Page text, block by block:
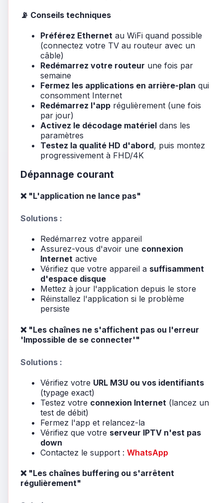
📡 Conseils techniques
Préférez Ethernet au WiFi quand possible
(connectez votre TV au routeur avec un
câble)
Redémarrez votre routeur une fois par
semaine
Fermez les applications en arrière-plan qui
consomment Internet
Redémarrez l'app régulièrement (une fois
par jour)
Activez le décodage matériel dans les
paramètres
Testez la qualité HD d'abord, puis montez
progressivement à FHD/4K
Dépannage courant
❌ "L'application ne lance pas"
Solutions :
Redémarrez votre appareil
Assurez-vous d'avoir une connexion
Internet active
Vérifiez que votre appareil a suffisamment
d'espace disque
Mettez à jour l'application depuis le store
Réinstallez l'application si le problème
persiste
❌ "Les chaînes ne s'affichent pas ou l'erreur
'Impossible de se connecter'"
Solutions :
Vérifiez votre URL M3U ou vos identifiants
(typage exact)
Testez votre connexion Internet (lancez un
test de débit)
Fermez l'app et relancez-la
Vérifiez que votre serveur IPTV n'est pas
down
Contactez le support : WhatsApp
❌ "Les chaînes buffering ou s'arrêtent
régulièrement"